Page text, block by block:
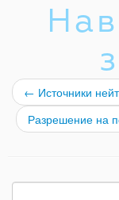
← Источники
Разрешение на